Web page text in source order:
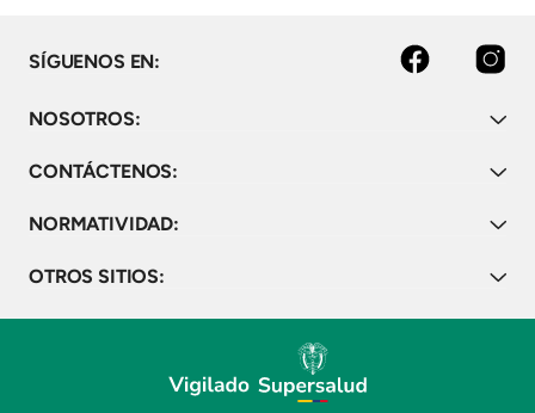
SÍGUENOS EN: Facebook Instagram
NOSOTROS:
CONTÁCTENOS:
NORMATIVIDAD:
OTROS SITIOS: